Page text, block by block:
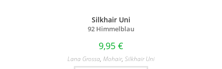
Silkhair Uni
92 Himmelblau
9,95 €
Lana Grossa, Mohair, Silkhair Uni